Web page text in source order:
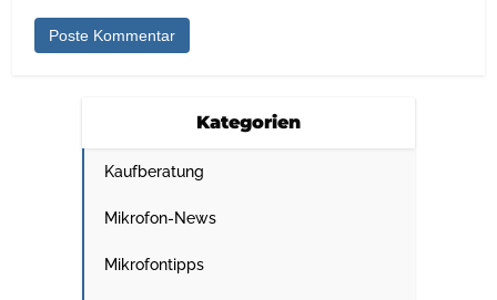
Kategorien
Kaufberatung
Mikrofon-News
Mikrofontipps